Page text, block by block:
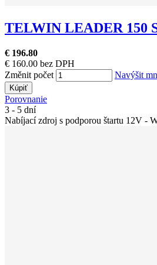
TELWIN LEADER 150
€ 196.80
€ 160.00 bez DPH
Změnit počet
Navýšit
Kúpiť
Porovnanie
3 - 5 dní
Nabíjací zdroj s podporou štartu 12V -